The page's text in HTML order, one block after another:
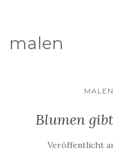
malen
Blumen
Veröffentlicht